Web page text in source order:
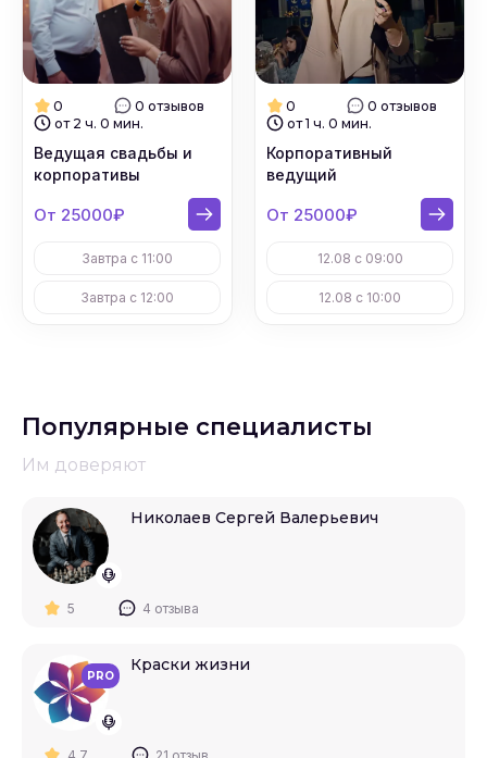
# Ведущие корпоративных игр
# Тамада
# Ведущие на банкет
Ведущие на мероприятие
0
0 отзывов
от 2 ч. 0 мин.
Ведущая свадьбы и
корпоративы
От 25000₽
Завтра с 11:00
Завтра с 12:00
0
0 отзывов
от 1 ч. 0 мин.
Корпоративный
ведущий
От 25000₽
12.08 с 09:00
12.08 с 10:00
Популярные специалисты
Им доверяют
Николаев Сергей Валерьевич
5 4 отзыва
PRO
Краски жизни
4.7 21 отзыв